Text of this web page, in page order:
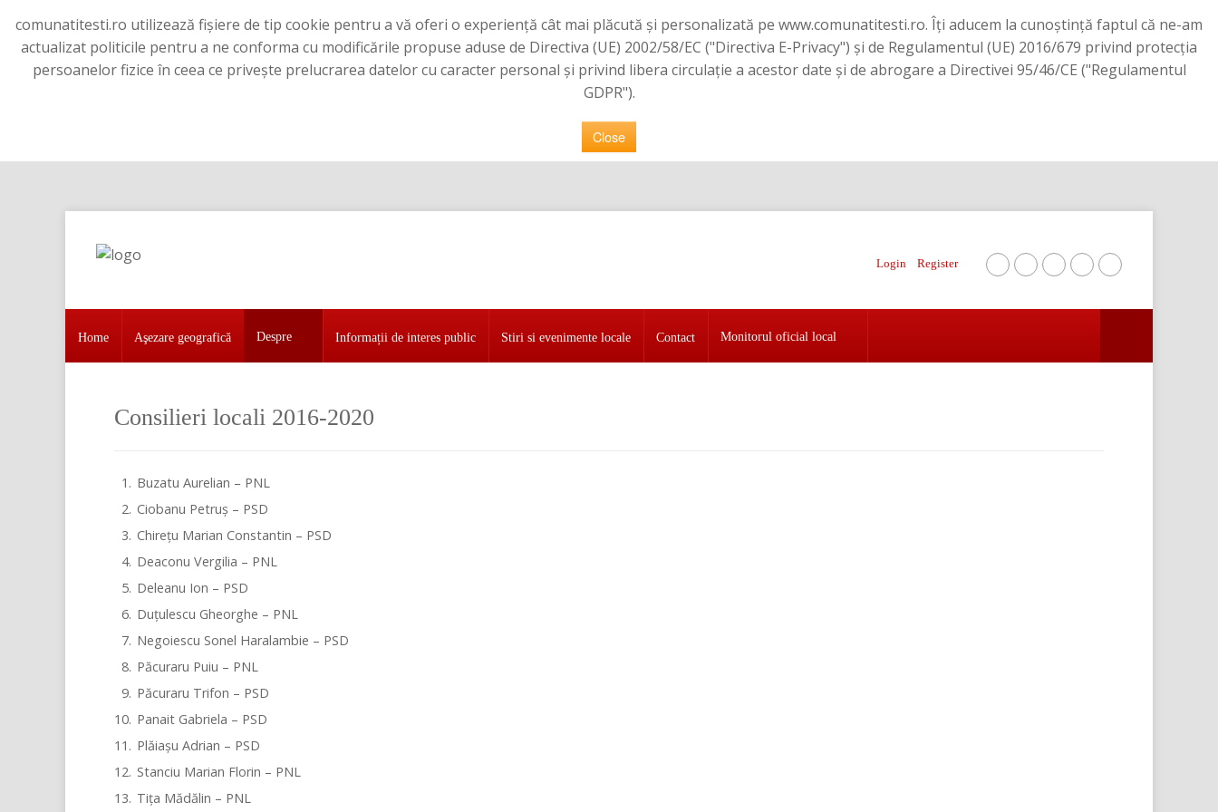
comunatitesti.ro utilizează fișiere de tip cookie pentru a vă oferi o experiență cât mai plăcută și personalizată pe www.comunatitesti.ro. Îți aducem la cunoștință faptul că ne-am
actualizat politicile pentru a ne conforma cu modificările propuse aduse de Directiva (UE) 2002/58/EC ("Directiva E-Privacy") şi de Regulamentul (UE) 2016/679 privind protecţia
persoanelor fizice în ceea ce priveşte prelucrarea datelor cu caracter personal şi privind libera circulaţie a acestor date şi de abrogare a Directivei 95/46/CE ("Regulamentul
GDPR").
Close
Aşezare geografică
Stiri si evenimente locale
Monitorul oficial local
Register
Login
Home Aşezare geografică Despre Informații de interes public Stiri si evenimente locale Contact Monitorul oficial local
Consilieri locali 2016-2020
Buzatu Aurelian – PNL
Ciobanu Petruș – PSD
Chirețu Marian Constantin – PSD
Deaconu Vergilia – PNL
Deleanu Ion – PSD
Duțulescu Gheorghe – PNL
Negoiescu Sonel Haralambie – PSD
Păcuraru Puiu – PNL
Păcuraru Trifon – PSD
Panait Gabriela – PSD
Plăiașu Adrian – PSD
Stanciu Marian Florin – PNL
Tița Mădălin – PNL